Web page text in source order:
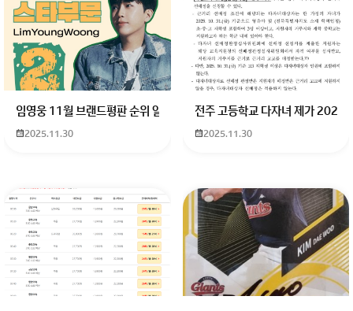
회원가입 혹은 광고 [X]를 누르면 내용이 보입니다
임영웅 11월 브랜드평판 순위 알고싶어요 임영웅 11월 브랜드평판에서
2025.11.30
전주 고등학교 다자녀 제가 2027
2025.11.30